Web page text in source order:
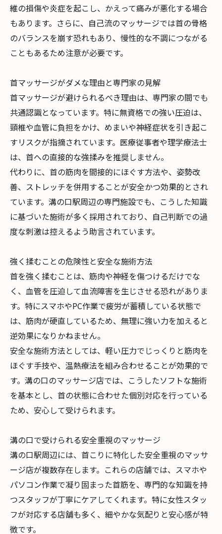
維の損傷や炎症を起こし、かえって痛みが悪化する場合
もあります。さらに、自己流のマッサージでは首の骨格
のバランスを崩す恐れもあり、慢性的な不調につながる
こともあるため注意が必要です。
首マッサージがダメな理由と専門家の見解
首マッサージが避けられるべき理由は、専門家の間でも
共通認識となっています。特に無資格での強い圧迫は、
頸椎や血管に負担をかけ、めまいや神経症状を引き起こ
すリスクが指摘されています。医療従事者や理学療法士
は、首への直接的な強揉みを推奨しません。
代わりに、首の筋肉を間接的にほぐす方法や、姿勢改
善、ストレッチを併用することが安全かつ効果的とされ
ています。溝の口駅周辺の専門施設でも、こうした知識
に基づいた施術が多く採用されており、自己判断での過
度な刺激は控えるよう助言されています。
強く揉むことの危険性と安全な施術方法
首を強く揉むことは、筋肉や神経を傷つけるだけでな
く、血管を圧迫して血流障害を生じさせる恐れがありま
す。特にスマホやPC作業で疲労が蓄積している状態で
は、筋肉が硬直しているため、無理に強い力を加えると
逆効果になりかねません。
安全な施術方法としては、軽い圧力でじっくりと筋肉を
ほぐす手技や、温熱療法を組み合わせることが効果的で
す。溝の口のマッサージ店では、こうしたソフトな施術
を基本とし、首の状態に合わせた個別対応を行っている
ため、安心して受けられます。
溝の口で受けられる安全重視のマッサージ
溝の口駅周辺には、首こりに特化した安全重視のマッサ
ージ店が複数存在します。これらの店舗では、スマホや
パソコン作業で凝り固まった首筋を、専門的な知識を持
つスタッフが丁寧にケアしてくれます。特に女性スタッ
フが対応する店舗も多く、細やかな気配りと安心感が特
徴です。